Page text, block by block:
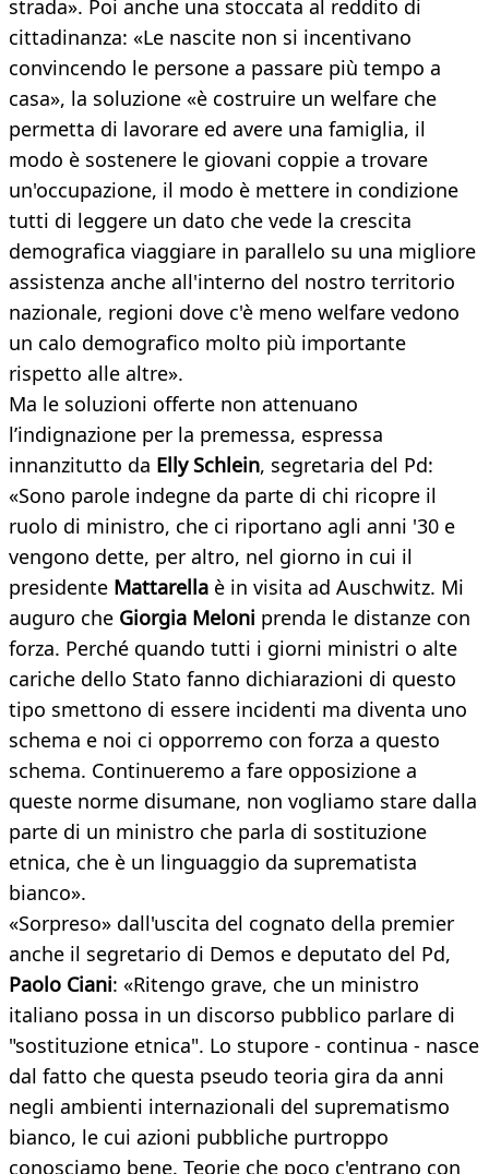
strada». Poi anche una stoccata al reddito di
cittadinanza: «Le nascite non si incentivano
convincendo le persone a passare più tempo a
casa», la soluzione «è costruire un welfare che
permetta di lavorare ed avere una famiglia, il
modo è sostenere le giovani coppie a trovare
un'occupazione, il modo è mettere in condizione
tutti di leggere un dato che vede la crescita
demografica viaggiare in parallelo su una migliore
assistenza anche all'interno del nostro territorio
nazionale, regioni dove c'è meno welfare vedono
un calo demografico molto più importante
rispetto alle altre».
Ma le soluzioni offerte non attenuano
l’indignazione per la premessa, espressa
innanzitutto da Elly Schlein, segretaria del Pd:
«Sono parole indegne da parte di chi ricopre il
ruolo di ministro, che ci riportano agli anni '30 e
vengono dette, per altro, nel giorno in cui il
presidente Mattarella è in visita ad Auschwitz. Mi
auguro che Giorgia Meloni prenda le distanze con
forza. Perché quando tutti i giorni ministri o alte
cariche dello Stato fanno dichiarazioni di questo
tipo smettono di essere incidenti ma diventa uno
schema e noi ci opporremo con forza a questo
schema. Continueremo a fare opposizione a
queste norme disumane, non vogliamo stare dalla
parte di un ministro che parla di sostituzione
etnica, che è un linguaggio da suprematista
bianco».
«Sorpreso» dall'uscita del cognato della premier
anche il segretario di Demos e deputato del Pd,
Paolo Ciani: «Ritengo grave, che un ministro
italiano possa in un discorso pubblico parlare di
"sostituzione etnica". Lo stupore - continua - nasce
dal fatto che questa pseudo teoria gira da anni
negli ambienti internazionali del suprematismo
bianco, le cui azioni pubbliche purtroppo
conosciamo bene. Teorie che poco c'entrano con